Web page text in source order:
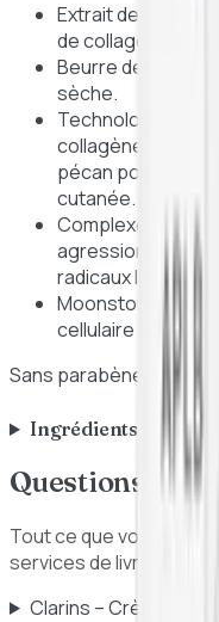
Extrait de fleur de
de collagène,
Beurre de karité :
sèche.
Technologie
collagène, extrait
pécan pour
cutanée.
Complexe anti-
agressions
radicaux libres.
Moonstone
cellulaire nocturne.
Sans parabène. Testé
Ingrédients et mode
Questions
Tout ce que vous
services de livraison au
Clarins – Crème Nuit